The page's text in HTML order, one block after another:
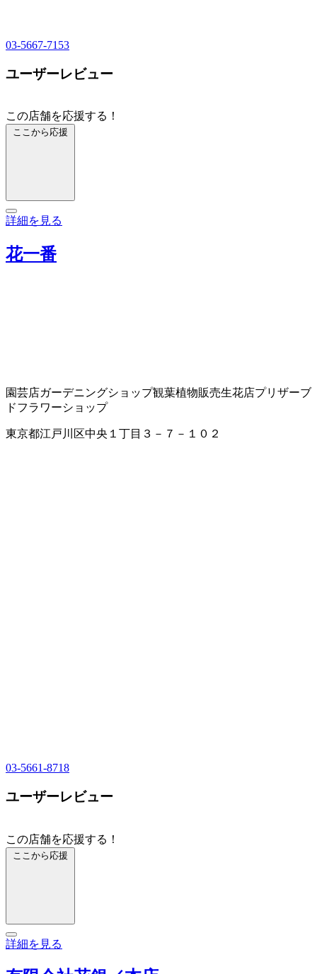
03-5667-7153
ユーザーレビュー
この店舗を応援する！
ここから応援
詳細を見る
花一番
園芸店ガーデニングショップ観葉植物販売生花店プリザーブ
ドフラワーショップ
東京都江戸川区中央１丁目３－７－１０２
03-5661-8718
ユーザーレビュー
この店舗を応援する！
ここから応援
詳細を見る